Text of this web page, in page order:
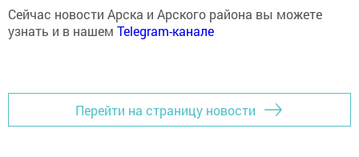
Сейчас новости Арска и Арского района вы можете
узнать и в нашемTelegram-канале
Перейти на страницу новости